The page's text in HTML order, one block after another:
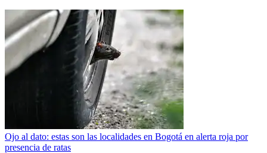
Ojo al dato: estas son las localidades en Bogotá en alerta roja por
presencia de ratas